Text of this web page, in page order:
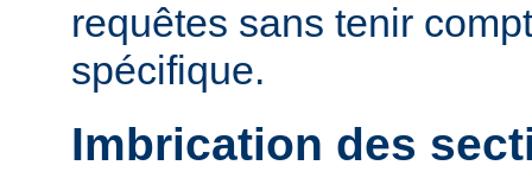
requêtes sans tenir
spécifique.
Imbrication des